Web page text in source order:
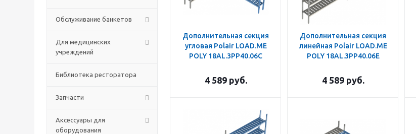
Обслуживание банкетов
Для медицинских
учреждений
Библиотека ресторатора
Запчасти
Аксессуары для
оборудования
Дополнительная секция
угловая Polair LOAD.ME
POLY 18AL.3PP40.06C
4 589руб.
Дополнительная секция
линейная Polair LOAD.ME
POLY 18AL.3PP40.06E
4 589руб.